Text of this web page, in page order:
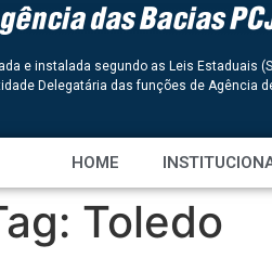
e instalada segundo as Leis Estaduais
Delegatária das funções de Agência
HOME
Toledo